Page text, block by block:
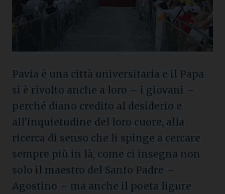
Pavia è una città universitaria e il Papa
si è rivolto anche a loro – i giovani –
perché diano credito al desiderio e
all’inquietudine del loro cuore, alla
ricerca di senso che li spinge a cercare
sempre più in là, come ci insegna non
solo il maestro del Santo Padre –
Agostino – ma anche il poeta ligure